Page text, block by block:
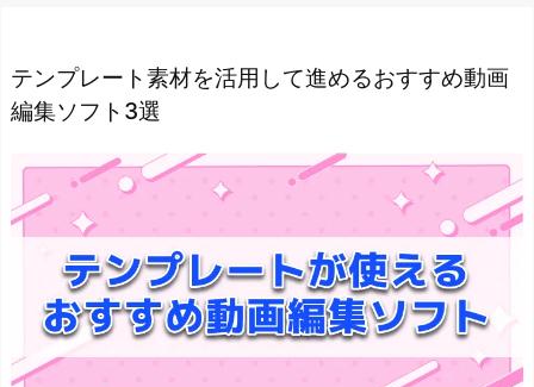
テンプレート素材を活用して進めるおすすめ動画
編集ソフト3選